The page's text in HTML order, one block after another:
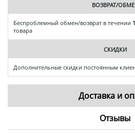
ВОЗВРАТ/
Беспроблемный обмен/возврат в течении
товара
СКИДКИ
Дополнительные скидки постоянным
Доставка и
Отзывы